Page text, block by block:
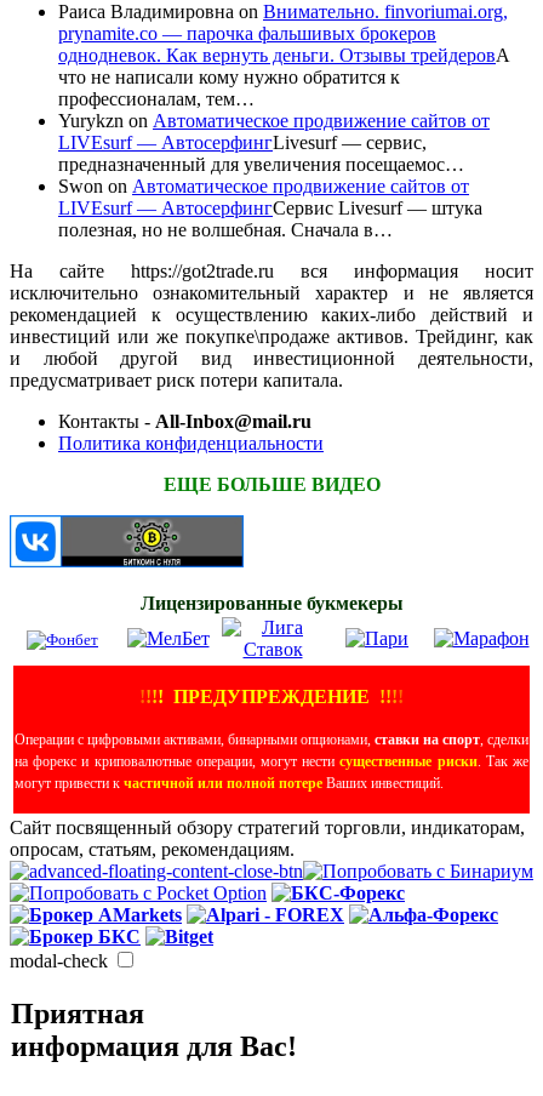
Раиса Владимировна on Внимательно. finvoriumai.org,
prynamite.co — парочка фальшивых брокеров
однодневок. Как вернуть деньги. Отзывы трейдеровА
что не написали кому нужно обратится к
профессионалам, тем…
Yurykzn on Автоматическое продвижение сайтов от
LIVEsurf — АвтосерфингLivesurf — сервис,
предназначенный для увеличения посещаемос…
Swon on Автоматическое продвижение сайтов от
LIVEsurf — АвтосерфингСервис Livesurf — штука
полезная, но не волшебная. Сначала в…
На сайте https://got2trade.ru вся информация носит
исключительно ознакомительный характер и не является
рекомендацией к осуществлению каких-либо действий и
инвестиций или же покупке\продаже активов. Трейдинг, как
и любой другой вид инвестиционной деятельности,
предусматривает риск потери капитала.
Контакты - All-Inbox@mail.ru
Политика конфиденциальности
ЕЩЕ БОЛЬШЕ ВИДЕО
Лицензированные букмекеры
!!!! ПРЕДУПРЕЖДЕНИЕ !!!!
Операции с цифровыми активами, бинарными опционами, ставки на спорт, сделки
на форекс и криповалютные операции, могут нестисущественные риски. Так же
могут привести к частичной или полной потере Ваших инвестиций.
Сайт посвященный обзору стратегий торговли, индикаторам,
опросам, статьям, рекомендациям.
modal-check
Приятная
информация для Вас!